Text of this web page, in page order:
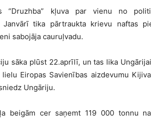
“Druzhba” kļuva par vienu no
tika pārtraukta krievu naftas
sabojāja cauruļvadu.
sāka plūst 22.aprīlī, un tas lika
Eiropas Savienības aizdevumu
Ungāriju.
beigām cer saņemt 119 000 tonnu